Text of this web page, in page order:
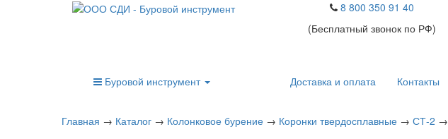
8 800 350 91 40
(Бесплатный звонок по РФ)
Буровой инструмент Доставка и оплата Контакты
Главная → Каталог → Колонковое бурение → Коронки твердосплавные → СТ-2 →